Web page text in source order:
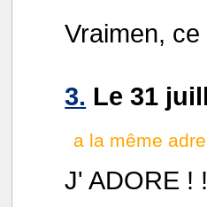
Vraimen,
3. Le 31
a la même
J' ADORE !